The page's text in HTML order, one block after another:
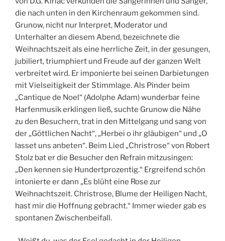
die nach unten in den Kirchenraum gekommen sind.
Grunow, nicht nur Interpret, Moderator und
Unterhalter an diesem Abend, bezeichnete die
Weihnachtszeit als eine herrliche Zeit, in der gesungen,
jubiliert, triumphiert und Freude auf der ganzen Welt
verbreitet wird. Er imponierte bei seinen Darbietungen
mit Vielseitigkeit der Stimmlage. Als Pinder beim
„Cantique de Noel“ (Adolphe Adam) wunderbar feine
Harfenmusik erklingen ließ, suchte Grunow die Nähe
zu den Besuchern, trat in den Mittelgang und sang von
der „Göttlichen Nacht“, „Herbei o ihr gläubigen“ und „O
lasset uns anbeten“. Beim Lied „Christrose“ von Robert
Stolz bat er die Besucher den Refrain mitzusingen:
„Den kennen sie Hundertprozentig.“ Ergreifend schön
intonierte er dann „Es blüht eine Rose zur
Weihnachtszeit. Christrose, Blume der Heiligen Nacht,
hast mir die Hoffnung gebracht.“ Immer wieder gab es
spontanen Zwischenbeifall.